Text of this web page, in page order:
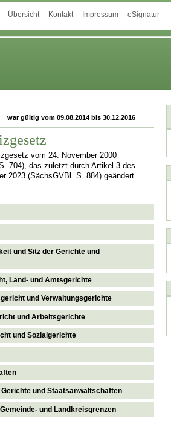
Übersicht Kontakt Impressum eSignatur
war gültig vom 09.08.2014 bis 30.12.2016
vom 24. November 2000
704), das zuletzt durch Artikel 3 des
2023 (SächsGVBl. S. 884) geändert
und Sitz der Gerichte und
Land- und Amtsgerichte
und Verwaltungsgerichte
und Arbeitsgerichte
und Sozialgerichte
und Staatsanwaltschaften
und Landkreisgrenzen